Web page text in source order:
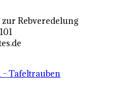
Rebveredelung
- Tafeltrauben